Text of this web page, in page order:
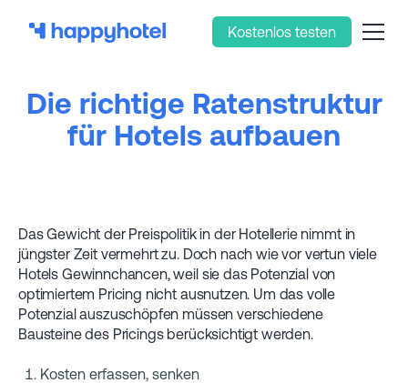
Kostenlos testen
Die richtige Ratenstruktur
für Hotels aufbauen
Das Gewicht der Preispolitik in der Hotellerie nimmt in
jüngster Zeit vermehrt zu. Doch nach wie vor vertun viele
Hotels Gewinnchancen, weil sie das Potenzial von
optimiertem Pricing nicht ausnutzen. Um das volle
Potenzial auszuschöpfen müssen verschiedene
Bausteine des Pricings berücksichtigt werden.
Kosten erfassen, senken